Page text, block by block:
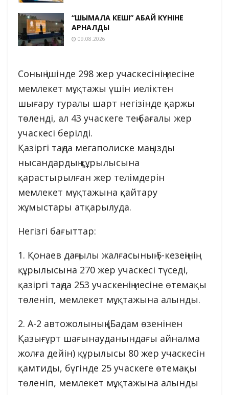
“ШЫМҚАЛА КЕШІ” АБАЙ КҮНІНЕ
АРНАЛДЫ
09.08.2026
Соның ішінде 298 жер учаскесінің иесіне
мемлекет мұқтажы үшін иеліктен
шығару туралы шарт негізінде қаржы
төленді, ал 43 учаскеге тең бағалы жер
учаскесі берілді.
Қазіргі таңда мегаполиске маңызды
нысандардың құрылысына
қарастырылған жер телімдерін
мемлекет мұқтажына қайтару
жұмыстары атқарылуда.
Негізгі бағыттар:
1. Қонаев даңғылы жалғасының 5-кезеңінің
құрылысына 270 жер учаскесі түседі,
қазіргі таңда 253 учаскенің иесіне өтемақы
төленіп, мемлекет мұқтажына алынды.
2. А-2 автожолының (Бадам өзенінен
Қазығұрт шағынауданындағы айналма
жолға дейін) құрылысы 80 жер учаскесін
қамтиды, бүгінде 25 учаскеге өтемақы
төленіп, мемлекет мұқтажына алынды